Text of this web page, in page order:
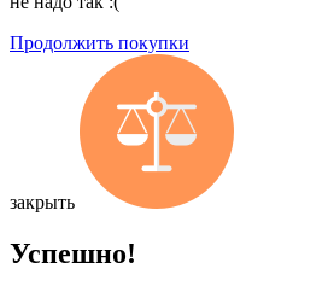
Продолжить покупки
закрыть
Успешно!